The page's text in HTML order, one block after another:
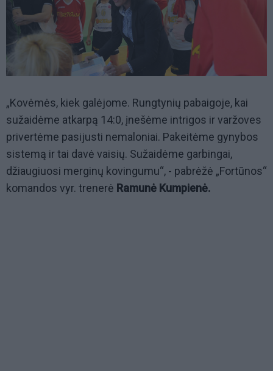
„Kovėmės, kiek galėjome. Rungtynių pabaigoje, kai
sužaidėme atkarpą 14:0, įnešėme intrigos ir varžoves
privertėme pasijusti nemaloniai. Pakeitėme gynybos
sistemą ir tai davė vaisių. Sužaidėme garbingai,
džiaugiuosi merginų kovingumu“, - pabrėžė „Fortūnos“
komandos vyr. trenerė Ramunė Kumpienė.